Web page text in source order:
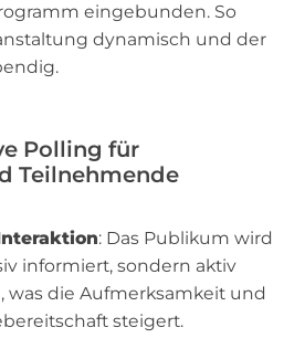
eingebunden. So
dynamisch und der
Polling für
Teilnehmende
: Das Publikum wird
informiert, sondern aktiv
die Aufmerksamkeit und
steigert.